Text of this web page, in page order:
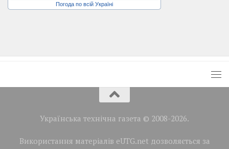
Погода по всій Україні
Українська технічна газета © 2008-2026.
Використання матеріалів eUTG.net дозволяється за